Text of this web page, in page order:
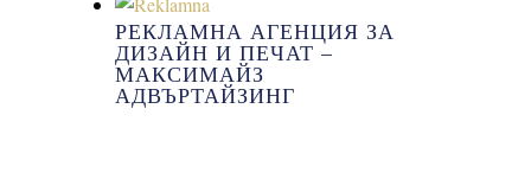
РЕКЛАМНА АГЕНЦИЯ ЗА
ДИЗАЙН И ПЕЧАТ –
МАКСИМАЙЗ
АДВЪРТАЙЗИНГ